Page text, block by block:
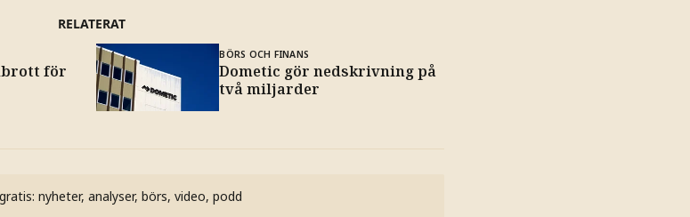
RELATERAT
för
BÖRS OCH FINANS
Dometic gör nedskrivning på
två miljarder
nyheter, analyser, börs, video, podd